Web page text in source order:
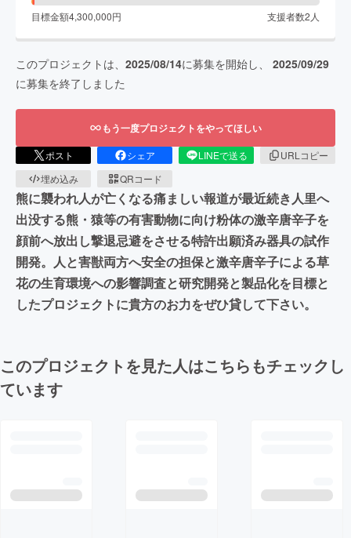
目標金額4,300,000円 支援者数2 人
このプロジェクトは、 2025/08/14に募集を開始し、 2025/09/29
に募集を終了しました
もう一度プロジェクトをやってほしい
ポスト シェア LINEで送る
URLコピー
埋め込み
QRコード
熊に襲われ人が亡くなる痛ましい報道が最近続き人里へ
出没する熊・猿等の有害動物に向け粉体の激辛唐辛子を
顔前へ放出し撃退忌避をさせる特許出願済み器具の試作
開発。人と害獣両方へ安全の担保と激辛唐辛子による草
花の生育環境への影響調査と研究開発と製品化を目標と
したプロジェクトに貴方のお力をぜひ貸して下さい。
このプロジェクトを見た人はこちらもチェックし
ています